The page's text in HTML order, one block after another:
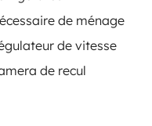
de ménage
de vitesse
de recul